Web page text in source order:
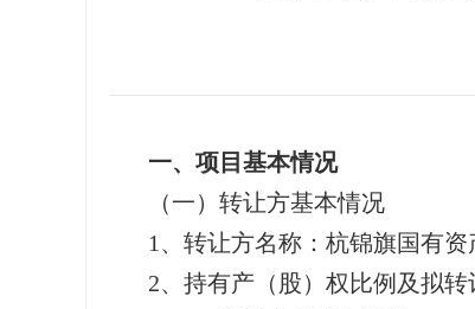
一、项目基本情况
（一）转让方基本情况
1、转让方名称：杭锦旗国有
2、持有产（股）权比例及拟